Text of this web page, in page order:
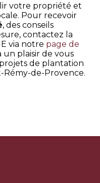
votre propriété et
Pour recevoir
, des conseils
contactez la
via notre page de
un plaisir de vous
de plantation
de-Provence.